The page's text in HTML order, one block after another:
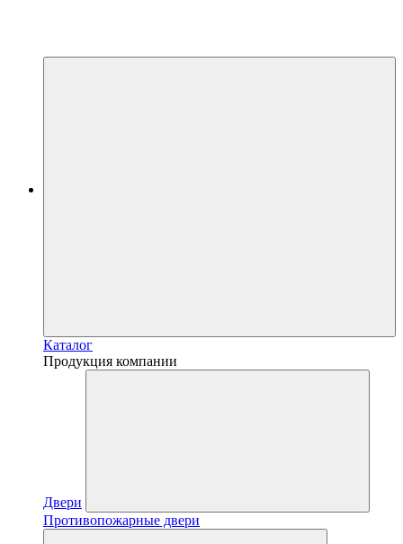
Каталог
Продукция компании
Двери
Противопожарные двери